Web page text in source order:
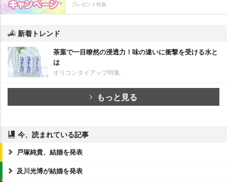
プレゼント特集
新着トレンド
茶葉で一目瞭然の浸透力！味の違いに衝撃を受ける水と
は
オリコンタイアップ特集
もっと見る
今、読まれている記事
戸塚純貴、結婚を発表
及川光博が結婚を発表